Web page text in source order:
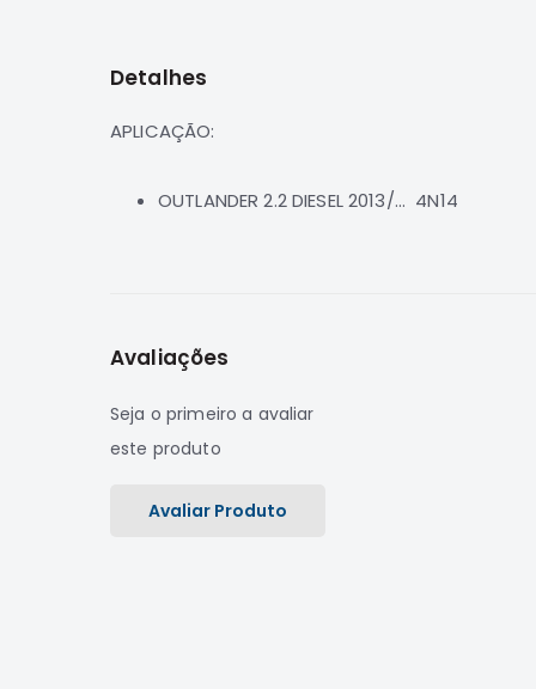
da
de
Detalhes
APLICAÇÃO:
OUTLANDER 2.2 DIESEL 2013/... 4N14
Avaliações
Seja o primeiro a avaliar
este produto
Avaliar Produto